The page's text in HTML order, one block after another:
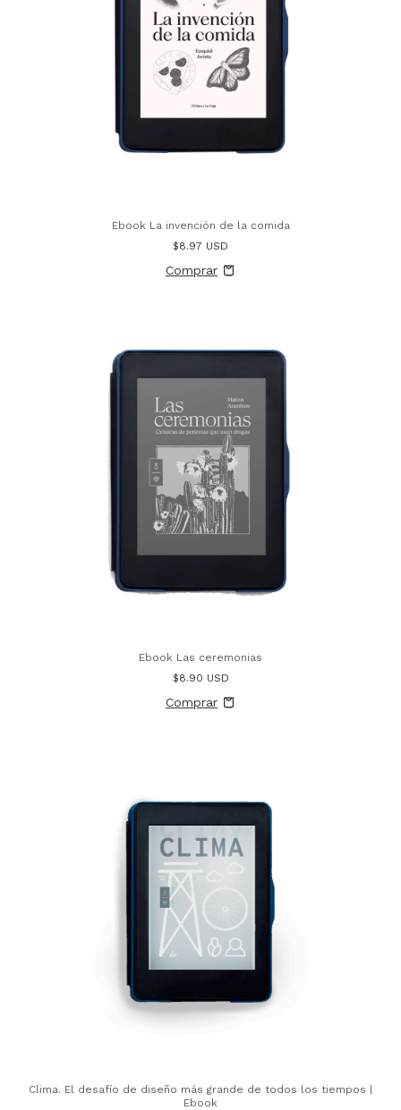
Ebook La invención de la comida
$8.97 USD
Ebook Las ceremonias
$8.90 USD
Clima. El desafío de diseño más grande de todos los tiempos |
Ebook